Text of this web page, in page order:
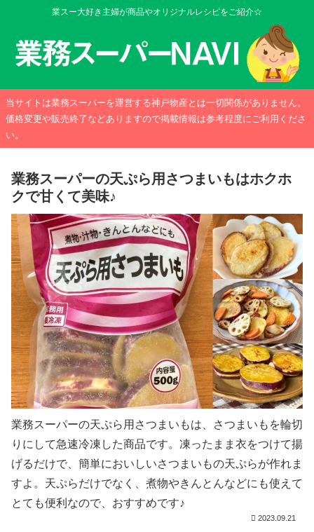
業スー大好き主婦が商品やオリジナルレシピをご紹介☆
当サイトは業務スーパーを運営する神戸物産とは一切関係がありません。
価格変更や販売終了などありますので掲載情報は参考程度にご利用くださ
い。
業務スーパーの天ぷら用さつまいもはホクホ
クで甘くて美味♪
業務スーパーの天ぷら用さつまいもは、さつまいもを輪切
りにして急速冷凍した商品です。凍ったまま衣をつけて揚
げるだけで、簡単においしいさつまいもの天ぷらが作れま
すよ。天ぷらだけでなく、煮物やきんとんなどにも使えて
とても便利なので、おすすめです♪
2023.09.21